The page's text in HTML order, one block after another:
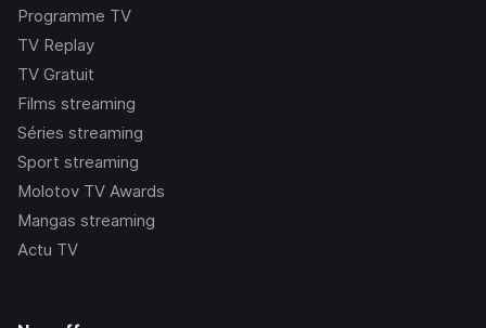
Programme TV
TV Replay
TV Gratuit
Films streaming
Séries streaming
Sport streaming
Molotov TV Awards
Mangas streaming
Actu TV